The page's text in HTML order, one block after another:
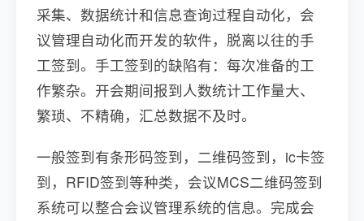
采集、数据统计和信息查询过程自动化，会
议管理自动化而开发的软件，脱离以往的手
工签到。手工签到的缺陷有：每次准备的工
作繁杂。开会期间报到人数统计工作量大、
繁琐、不精确，汇总数据不及时。
一般签到有条形码签到，二维码签到，ic卡签
到，RFID签到等种类，会议MCS二维码签到
系统可以整合会议管理系统的信息。完成会